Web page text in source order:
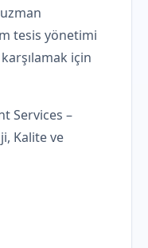
tesis yönetimi
için
Services –
Kalite ve